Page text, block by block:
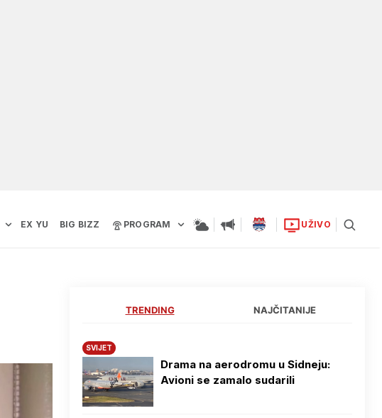
EX YU BIG BIZZ PROGRAM UŽIVO
TRENDING NAJČITANIJE
SVIJET
Drama na aerodromu u Sidneju:
Avioni se zamalo sudarili